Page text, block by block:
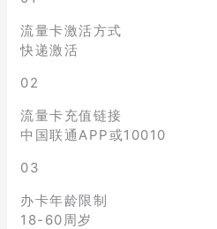
流量卡激活方式
快递激活
02
流量卡充值链接
中国联通APP或10010
03
办卡年龄限制
18-60周岁